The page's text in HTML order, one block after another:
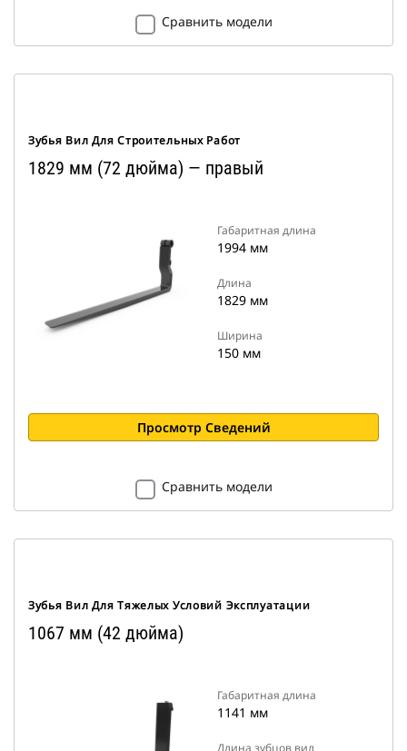
Сравнить модели
Зубья Вил Для Строительных Работ
1829 мм (72 дюйма) — правый
Габаритная длина
1994 мм
Длина
1829 мм
Ширина
150 мм
Просмотр Сведений
Сравнить модели
Зубья Вил Для Тяжелых Условий Эксплуатации
1067 мм (42 дюйма)
Габаритная длина
1141 мм
Длина зубцов вил